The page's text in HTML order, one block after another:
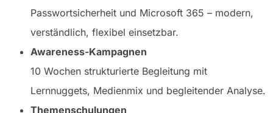
Passwortsicherheit und Microsoft 365 – modern,
verständlich, flexibel einsetzbar.
Awareness-Kampagnen
10 Wochen strukturierte Begleitung mit
Lernnuggets, Medienmix und begleitender Analyse.
Themenschulungen